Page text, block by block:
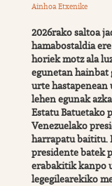
Ainhoa Etxenike
2026rako saltoa
hamabostaldia
horiek motz ala
egunetan hainbat
urte hastapenean
lehen egunak
Estatu Batuetako
Venezuelako
harrapatu baititu.
presidente batek
erabakitik kanpo
legegilearekiko